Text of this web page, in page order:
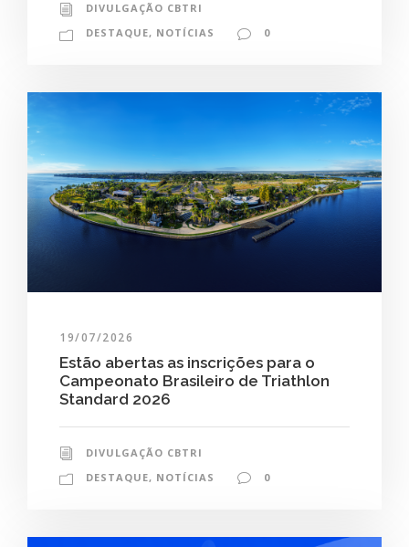
DIVULGAÇÃO CBTRI
DESTAQUE, NOTÍCIAS 0
19/07/2026
Estão abertas as inscrições para o
Campeonato Brasileiro de Triathlon
Standard 2026
DIVULGAÇÃO CBTRI
DESTAQUE, NOTÍCIAS 0